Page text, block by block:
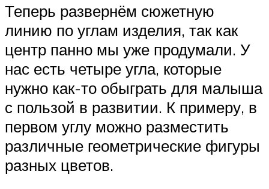
Теперь развернём сюжетную
линию по углам изделия, так как
центр панно мы уже продумали. У
нас есть четыре угла, которые
нужно как-то обыграть для малыша
с пользой в развитии. К примеру, в
первом углу можно разместить
различные геометрические фигуры
разных цветов.